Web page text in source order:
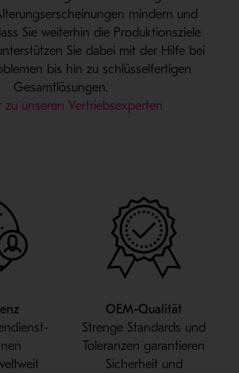
mindern und
Sie weiterhin die Produktionsziele
Sie dabei mit der Hilfe bei
bis hin zu schlüsselfertigen
Gesamtlösungen.
zu unseren Vertriebsexperten
OEM-Qualität
Strenge Standards und
Toleranzen garantieren
Sicherheit und